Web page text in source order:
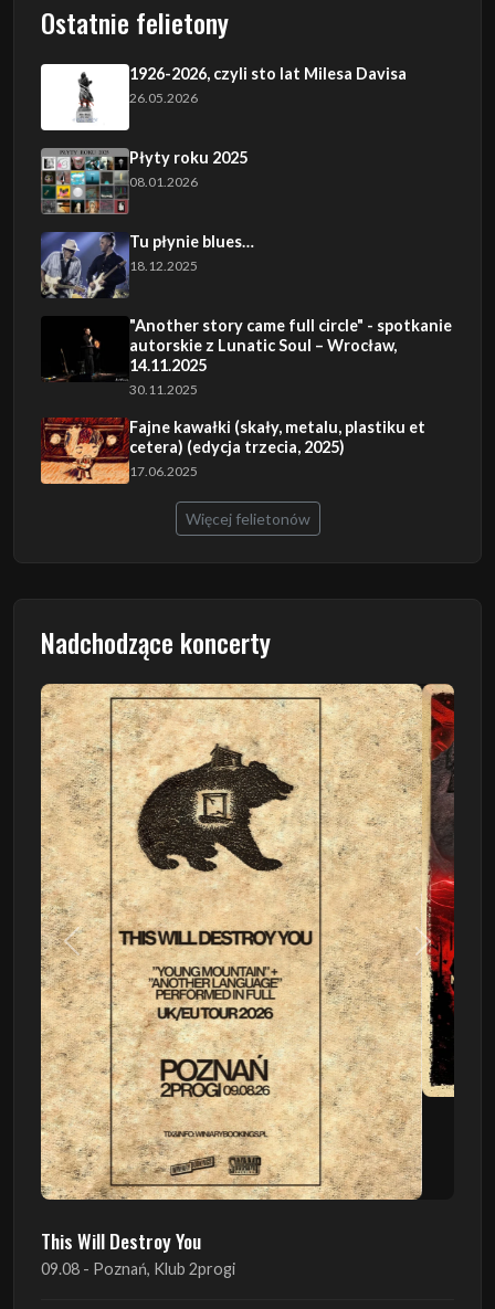
Ostatnie felietony
1926-2026, czyli sto lat Milesa Davisa
26.05.2026
Płyty roku 2025
08.01.2026
Tu płynie blues…
18.12.2025
"Another story came full circle" - spotkanie
autorskie z Lunatic Soul – Wrocław,
14.11.2025
30.11.2025
Fajne kawałki (skały, metalu, plastiku et
cetera) (edycja trzecia, 2025)
17.06.2025
Więcej felietonów
Nadchodzące koncerty
Poprzedni Następny
This Will Destroy You
09.08 - Poznań, Klub 2progi
Sound Of The Ages Festival
22.08 - Ćmielów, Zamek Ćmielów